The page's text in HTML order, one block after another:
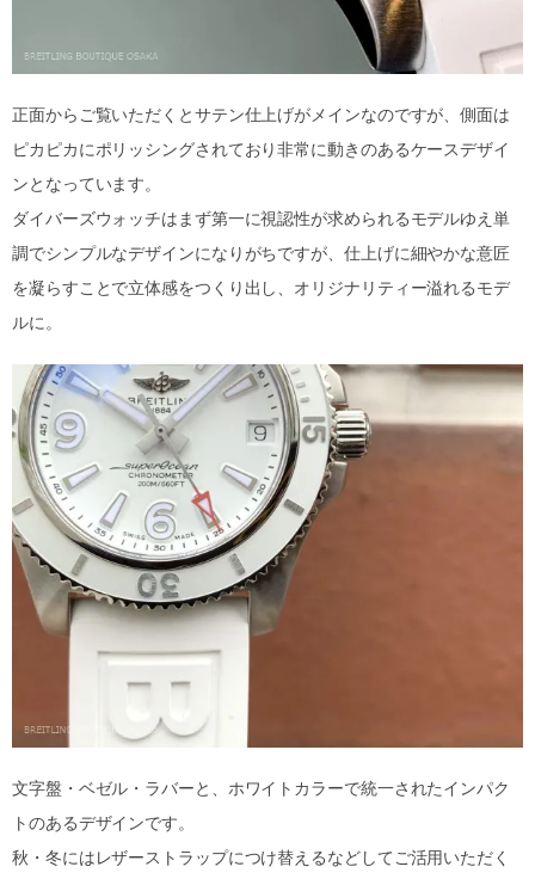
正面からご覧いただくとサテン仕上げがメインなのですが、側面は
ピカピカにポリッシングされており非常に動きのあるケースデザイ
ンとなっています。
ダイバーズウォッチはまず第一に視認性が求められるモデルゆえ単
調でシンプルなデザインになりがちですが、仕上げに細やかな意匠
を凝らすことで立体感をつくり出し、オリジナリティー溢れるモデ
ルに。
文字盤・ベゼル・ラバーと、ホワイトカラーで統一されたインパク
トのあるデザインです。
秋・冬にはレザーストラップにつけ替えるなどしてご活用いただく